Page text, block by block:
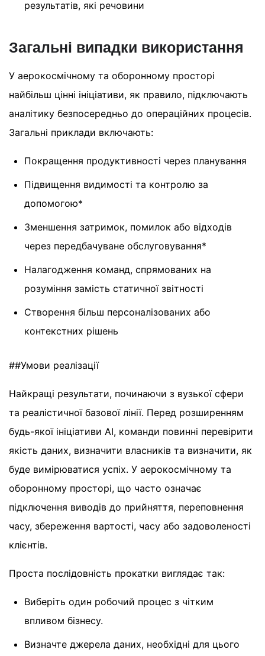
результатів, які речовини
Загальні випадки використання
У аерокосмічному та оборонному просторі
найбільш цінні ініціативи, як правило, підключають
аналітику безпосередньо до операційних процесів.
Загальні приклади включають:
Покращення продуктивності через планування
Підвищення видимості та контролю за
допомогою*
Зменшення затримок, помилок або відходів
через передбачуване обслуговування*
Налагодження команд, спрямованих на
розуміння замість статичної звітності
Створення більш персоналізованих або
контекстних рішень
##Умови реалізації
Найкращі результати, починаючи з вузької сфери
та реалістичної базової лінії. Перед розширенням
будь-якої ініціативи AI, команди повинні перевірити
якість даних, визначити власників та визначити, як
буде вимірюватися успіх. У аерокосмічному та
оборонному просторі, що часто означає
підключення виводів до прийняття, переповнення
часу, збереження вартості, часу або задоволеності
клієнтів.
Проста послідовність прокатки виглядає так:
Виберіть один робочий процес з чітким
впливом бізнесу.
Визначте джерела даних, необхідні для цього